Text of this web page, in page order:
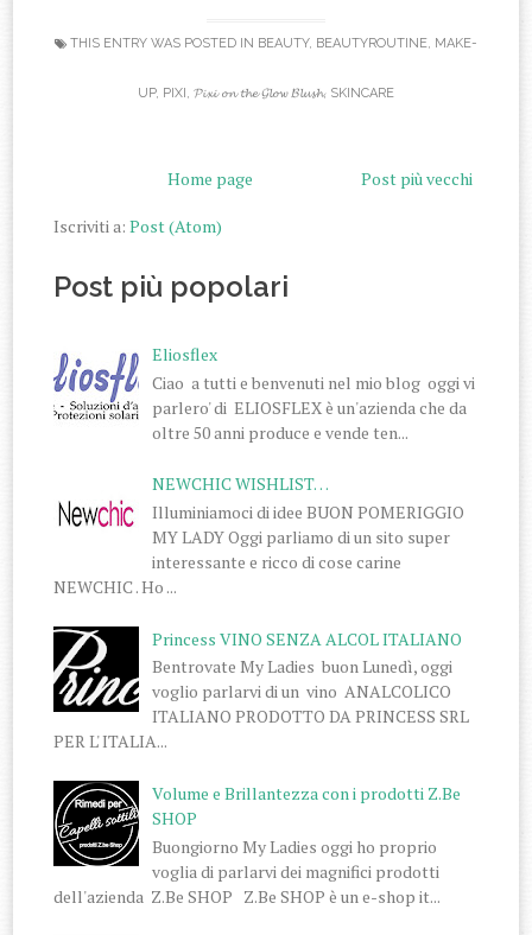
THIS ENTRY WAS POSTED IN BEAUTY, BEAUTYROUTINE, MAKE-
UP, PIXI, 𝓟𝓲𝔁𝓲 𝓸𝓷 𝓽𝓱𝓮 𝓖𝓵𝓸𝔀 𝓑𝓵𝓾𝓼𝓱, SKINCARE
Post più vecchi
Home page
Iscriviti a:Post (Atom)
Post più popolari
Eliosflex
Ciao a tutti e benvenuti nel mio blog oggi vi
parlero' di ELIOSFLEX è un'azienda che da
oltre 50 anni produce e vende ten...
NEWCHIC WISHLIST…
Illuminiamoci di idee BUON POMERIGGIO
MY LADY Oggi parliamo di un sito super
interessante e ricco di cose carine
NEWCHIC . Ho ...
Princess VINO SENZA ALCOL ITALIANO
Bentrovate My Ladies buon Lunedì, oggi
voglio parlarvi di un vino ANALCOLICO
ITALIANO PRODOTTO DA PRINCESS SRL
PER L' ITALIA...
Volume e Brillantezza con i prodotti Z.Be
SHOP
Buongiorno My Ladies oggi ho proprio
voglia di parlarvi dei magnifici prodotti
dell'azienda Z.Be SHOP Z.Be SHOP è un e-shop it...